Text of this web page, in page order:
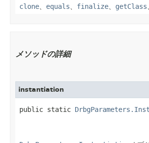
clone、 equals、 finalize、 getClass
メソッドの詳細
instantiation
public static